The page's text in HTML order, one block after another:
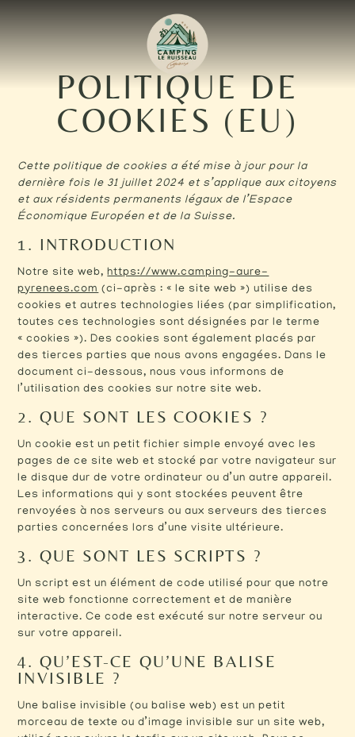
POLITIQUE DE
COOKIES (EU)
Cette politique de cookies a été mise à jour pour la
dernière fois le 31 juillet 2024 et s’applique aux citoyens
et aux résidents permanents légaux de l’Espace
Économique Européen et de la Suisse.
1. INTRODUCTION
Notre site web,https://www.camping-aure-
pyrenees.com(ci-après : « le site web ») utilise des
cookies et autres technologies liées (par simplification,
toutes ces technologies sont désignées par le terme
« cookies »). Des cookies sont également placés par
des tierces parties que nous avons engagées. Dans le
document ci-dessous, nous vous informons de
l’utilisation des cookies sur notre site web.
2. QUE SONT LES COOKIES ?
Un cookie est un petit fichier simple envoyé avec les
pages de ce site web et stocké par votre navigateur sur
le disque dur de votre ordinateur ou d’un autre appareil.
Les informations qui y sont stockées peuvent être
renvoyées à nos serveurs ou aux serveurs des tierces
parties concernées lors d’une visite ultérieure.
3. QUE SONT LES SCRIPTS ?
Un script est un élément de code utilisé pour que notre
site web fonctionne correctement et de manière
interactive. Ce code est exécuté sur notre serveur ou
sur votre appareil.
4. QU’EST-CE QU’UNE BALISE
INVISIBLE ?
Une balise invisible (ou balise web) est un petit
morceau de texte ou d’image invisible sur un site web,